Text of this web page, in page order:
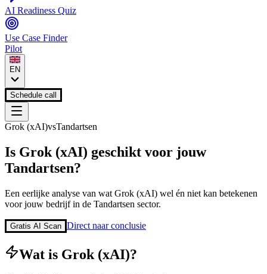
AI Readiness Quiz
Use Case Finder
Pilot
EN
Schedule call
Grok (xAI)vsTandartsen
Is Grok (xAI) geschikt voor jouw
Tandartsen?
Een eerlijke analyse van wat Grok (xAI) wel én niet kan betekenen
voor jouw bedrijf in de Tandartsen sector.
Gratis AI Scan Direct naar conclusie
Wat is Grok (xAI)?